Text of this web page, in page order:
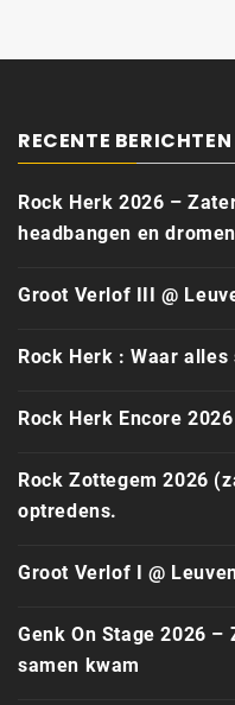
RECENTE BERICHTEN
Rock Herk 2026 –
headbangen en dromen
Groot Verlof III @
Rock Herk : Waar
Rock Herk Encore
Rock Zottegem 2026
optredens.
Groot Verlof I @
Genk On Stage 2026
samen kwam